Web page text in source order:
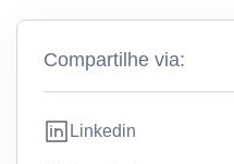
Compartilhe via:
Linkedin